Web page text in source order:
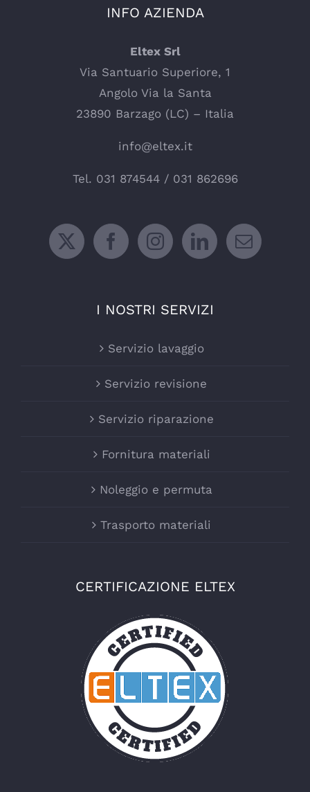
INFO AZIENDA
Eltex Srl
Via Santuario Superiore, 1
Angolo Via la Santa
23890 Barzago (LC) – Italia
info@eltex.it
Tel. 031 874544/ 031 862696
I NOSTRI SERVIZI
Servizio lavaggio
Servizio revisione
Servizio riparazione
Fornitura materiali
Noleggio e permuta
Trasporto materiali
CERTIFICAZIONE ELTEX